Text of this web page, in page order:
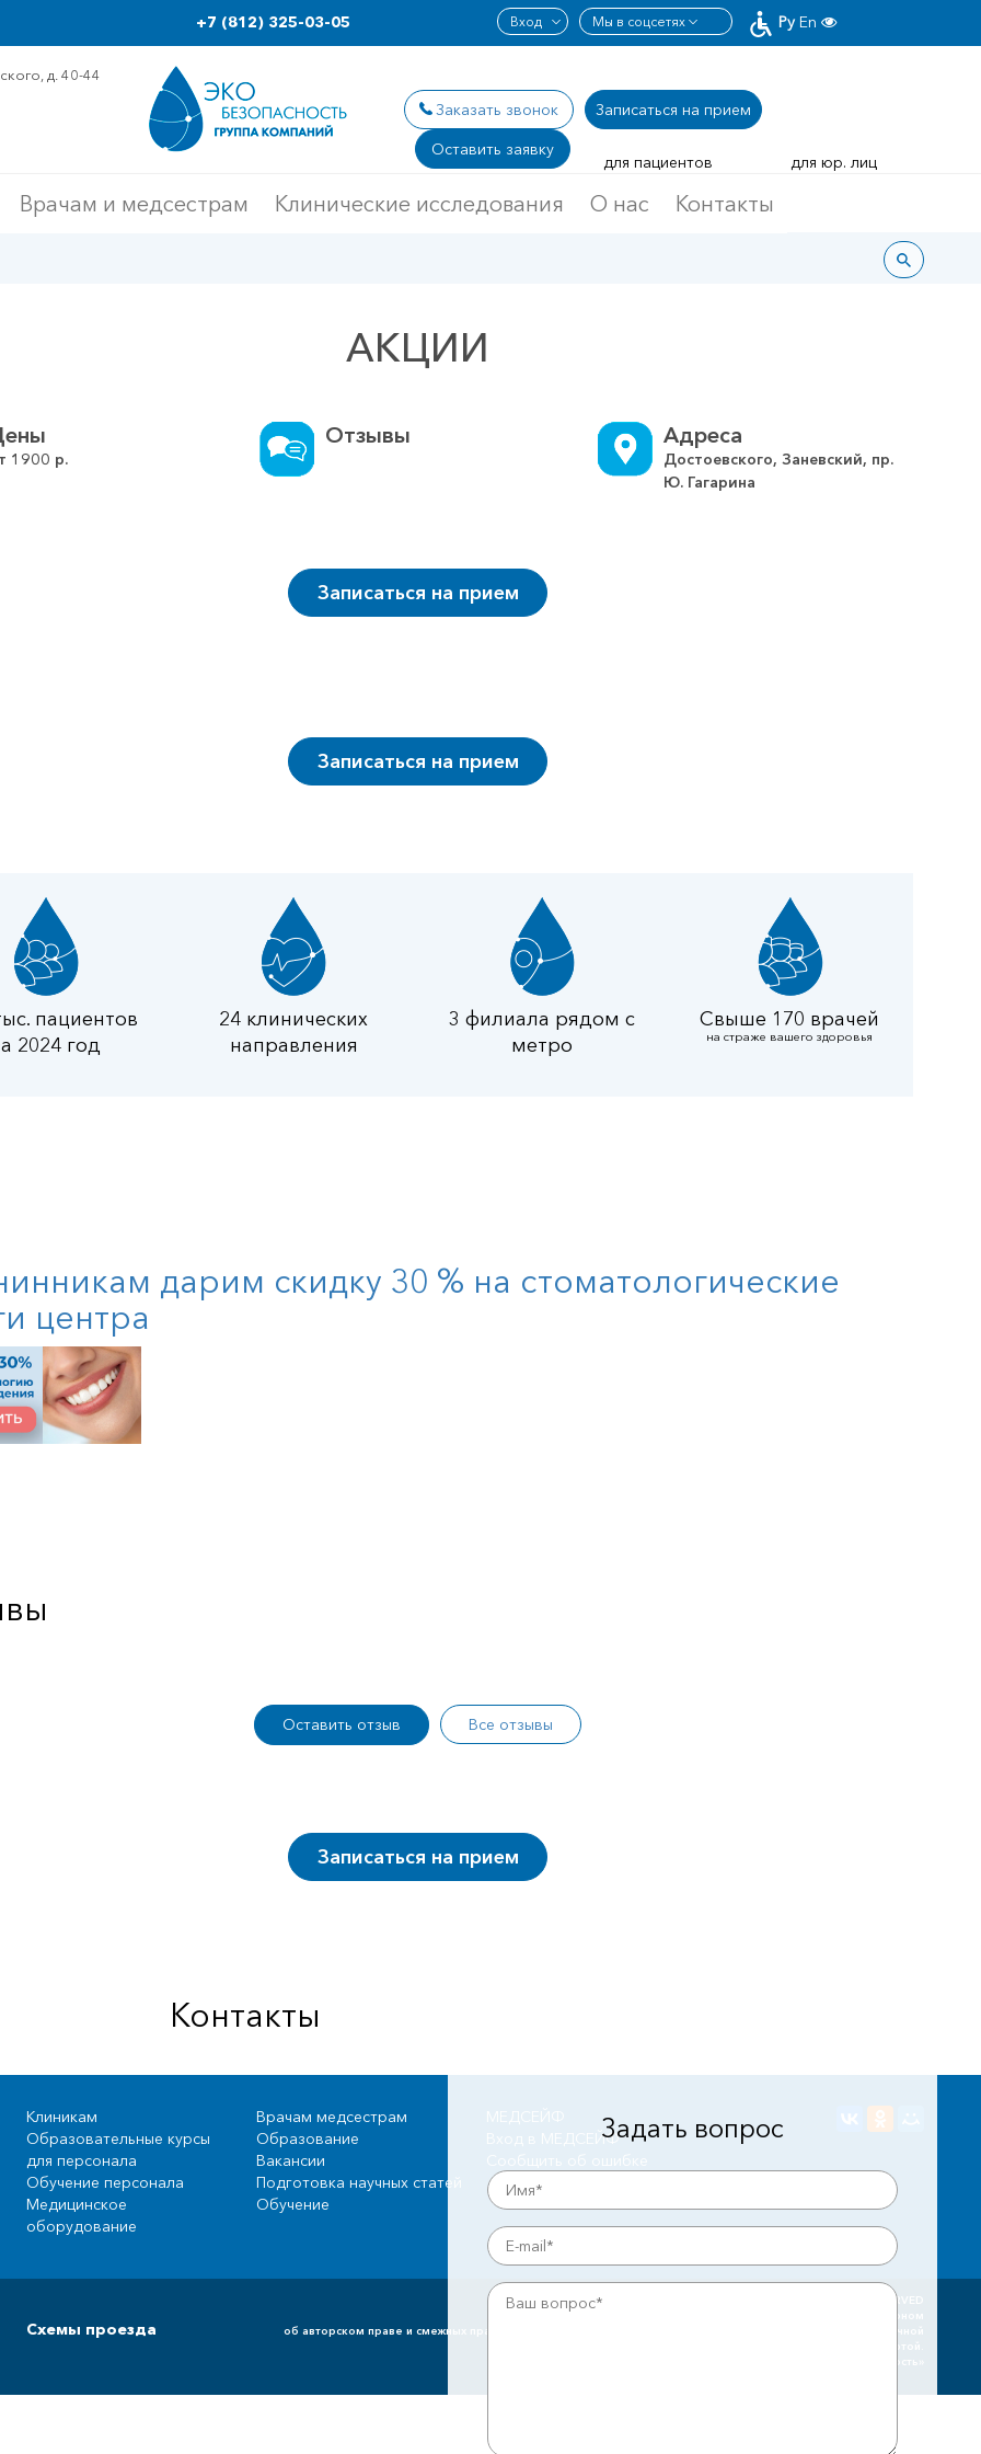
+7 (812) 325-03-05 Ру En
д. 40-44
Заказать звонок Записаться на прием
Оставить заявку
для пациентов для юр. лиц
Врачам и медсестрам Клинические исследования О нас Контакты
АКЦИИ
1900 р.
Отзывы Адреса
Достоевского, Заневский, пр.
Ю. Гагарина
Записаться на прием
Записаться на прием
пациентов
2024 год
24 клинических
направления
3 филиала рядом с
метро
Свыше 170 врачей
на страже вашего здоровья
дарим скидку 30 % на стоматологические
центра
Оставить отзыв Все отзывы
Записаться на прием
Контакты
Задать вопрос
Клиникам
Образовательные курсы
для персонала
Обучение персонала
Медицинское
оборудование
Врачам медсестрам
Образование
Вакансии
Подготовка научных статей
Обучение
МЕДСЕЙФ
Вход в МЕДСЕЙФ
Сообщить об ошибке
Схемы проезда
© ALL RIGHTS RESERVED
Вся информация на сайте защищена законом
об авторском праве и смежных правах. Копирование материалов с сайта запрещено. Не является публичной
офертой.
2007 – 2026 Группа компаний «Эко-Безопасность»